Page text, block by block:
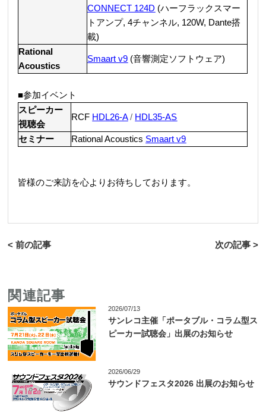
CONNECT 124D (ハーフラックスマー
トアンプ, 4チャンネル, 120W, Dante搭
載)
Rational
Acoustics
Smaart v9 (音響測定ソフトウェア)
■参加イベント
スピーカー
視聴会
RCF HDL26-A/ HDL35-AS
セミナー Rational Acoustics Smaart v9
皆様のご来訪を心よりお待ちしております。
< 前の記事 次の記事 >
関連記事
2026/07/13
サンレコ主催「ポータブル・コラム型ス
ピーカー試聴会」出展のお知らせ
2026/06/29
サウンドフェスタ2026 出展のお知らせ